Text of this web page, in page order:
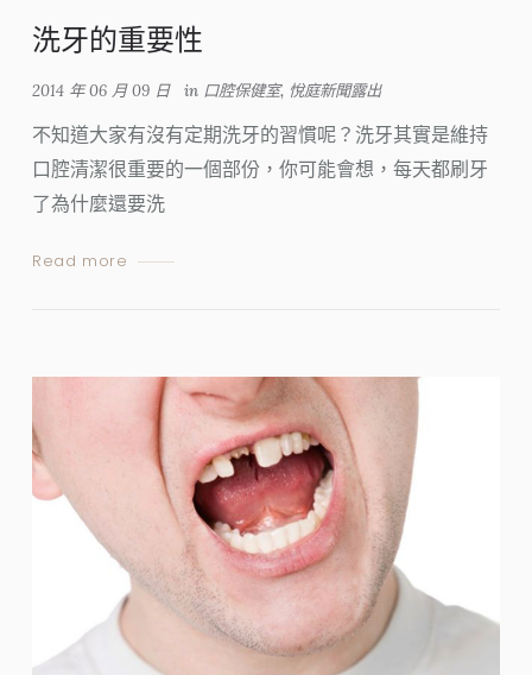
洗牙的重要性
2014 年 06 月 09 日 in 口腔保健室, 悅庭新聞露出
不知道大家有沒有定期洗牙的習慣呢？洗牙其實是維持
口腔清潔很重要的一個部份，你可能會想，每天都刷牙
了為什麼還要洗
Read more